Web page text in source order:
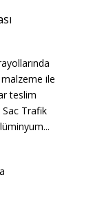
ile
teslim
Sac Trafik